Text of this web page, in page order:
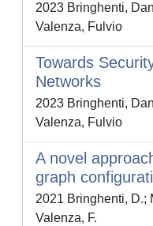
2023 Bringhenti,
Valenza, Fulvio
Towards
Networks
2023 Bringhenti,
Valenza, Fulvio
A novel
graph
2021 Bringhenti, D.;
Valenza, F.